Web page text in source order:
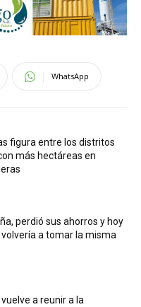
WhatsApp
figura entre los distritos
más hectáreas en
perdió sus ahorros y hoy
volvería a tomar la misma
a reunir a la